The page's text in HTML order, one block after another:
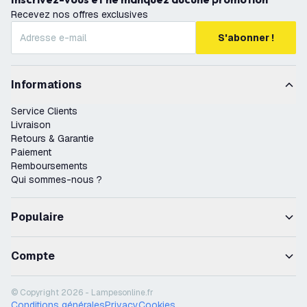
Recevez nos offres exclusives
S'abonner !
Informations
Service Clients
Livraison
Retours & Garantie
Paiement
Remboursements
Qui sommes-nous ?
Populaire
Compte
© Copyright 2026 - Lampesonline.fr